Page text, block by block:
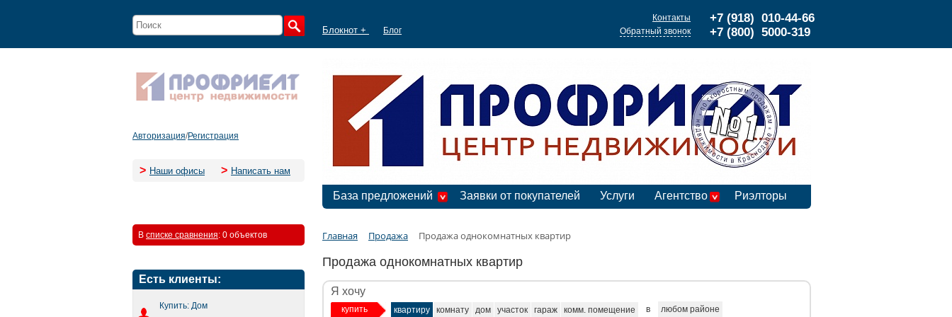
Блокнот + Блог
+7 (918) 010-44-66
+7 (800) 5000-319
Контакты
Обратный звонок
Авторизация/Регистрация
> Наши офисы > Написать нам
База предложений Заявки от покупателей Услуги Агентство Риэлторы
В списке сравнения: 0 объектов
Есть клиенты:
Купить: Дом
Главная Продажа Продажа однокомнатных квартир
Продажа однокомнатных квартир
Я хочу
купить квартиру комнату дом участок гараж комм. помещение в любом районе